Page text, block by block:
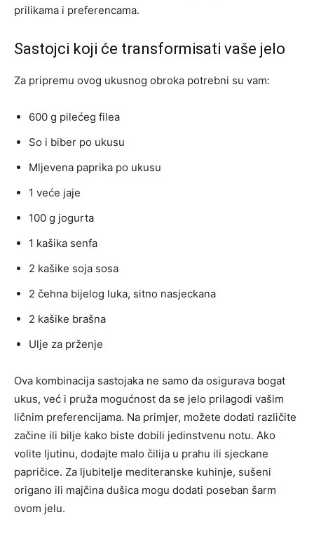
prilikama i preferencama.
Sastojci koji će transformisati vaše jelo
Za pripremu ovog ukusnog obroka potrebni su vam:
600 g pilećeg filea
So i biber po ukusu
Mljevena paprika po ukusu
1 veće jaje
100 g jogurta
1 kašika senfa
2 kašike soja sosa
2 čehna bijelog luka, sitno nasjeckana
2 kašike brašna
Ulje za prženje
Ova kombinacija sastojaka ne samo da osigurava bogat
ukus, već i pruža mogućnost da se jelo prilagodi vašim
ličnim preferencijama. Na primjer, možete dodati različite
začine ili bilje kako biste dobili jedinstvenu notu. Ako
volite ljutinu, dodajte malo čilija u prahu ili sjeckane
papričice. Za ljubitelje mediteranske kuhinje, sušeni
origano ili majčina dušica mogu dodati poseban šarm
ovom jelu.